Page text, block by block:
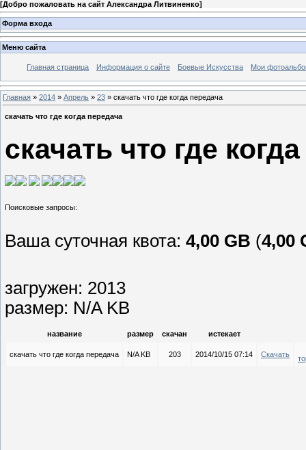
[Добро пожаловать на сайт Александра Литвиненко]
Форма входа
Меню сайта
Главная страница Информация о сайте Боевые Искусства Мои
Главная » 2014 » Апрель » 23 » скачать что где когда передача
скачать что где когда передача
скачать что где
Ваша суточная квота: 4,00 GB (4,00
загружен: 2013
размер: N/A KB
название размер скачан истекает
скачать что где когда передача N/A KB 203 2014/10/15 07:14 Скачать